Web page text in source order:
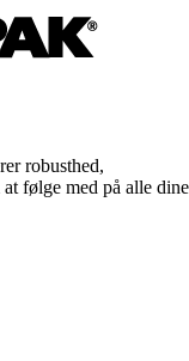
robusthed,
følge med på alle dine